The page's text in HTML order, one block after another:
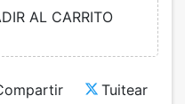
AL CARRITO
Tuitear